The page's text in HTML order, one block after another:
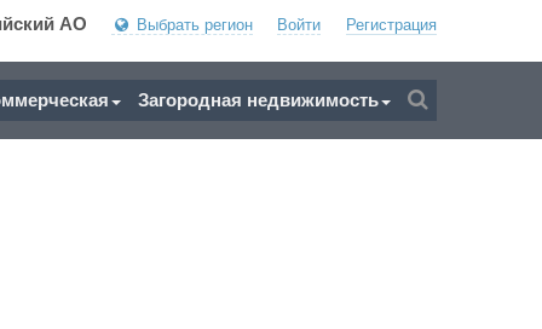
АО Выбрать регион Войти Регистрация
Загородная недвижимость